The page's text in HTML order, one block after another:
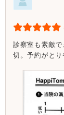
診察室も素敵
切。予約がとり